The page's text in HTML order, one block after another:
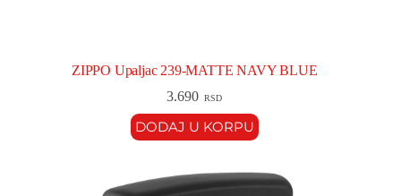
ZIPPO Upaljac 239-MATTE NAVY BLUE
3.690 RSD
DODAJ U KORPU